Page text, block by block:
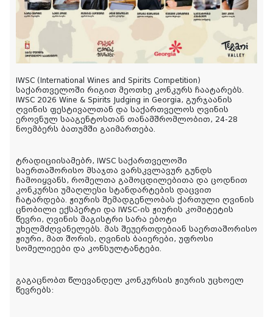
IWSC (International Wines and Spirits Competition)
საქართველოში რიგით მეოთხე კონკურს ჩაატარებს.
IWSC 2026 Wine & Spirits Judging in Georgia, გურჯაანის
ღვინის ფესტივალთან და საქართველოს ღვინის
ეროვნულ სააგენტოსთან თანამშრომლობით, 24-28
ნოემბერს ბათუმში გაიმართება.
ტრადიციისამებრ, IWSC საქართველოში
საერთაშორისო მსაჯთა ვარსკვლავურ გუნდს
ჩამოიყვანს, რომელთა გამოცდილებითა და ცოდნით
კონკურსი უმაღლესი სტანდარტების დაცვით
ჩატარდება. ჟიურის შემადგენლობას ქართული ღვინის
ცნობილი ექსპერტი და IWSC-ის ჟიურის კომიტეტის
წევრი, ღვინის მაგისტრი სარა ებოტი
უხელმძღვანელებს. მას შეუერთდებიან საერთაშორისო
ჟიური, მათ შორის, ღვინის ბაიერები, უფროსი
სომელიეები და კონსულტანტები.
გაგაცნობთ წლევანდელ კონკურსის ჟიურის უცხოელ
წევრებს: